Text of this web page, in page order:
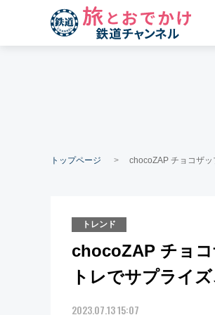
トップページ chocoZAP チョコザッ
トレンド
chocoZAP チョ
トレでサプライ
2023.07.13 15:07